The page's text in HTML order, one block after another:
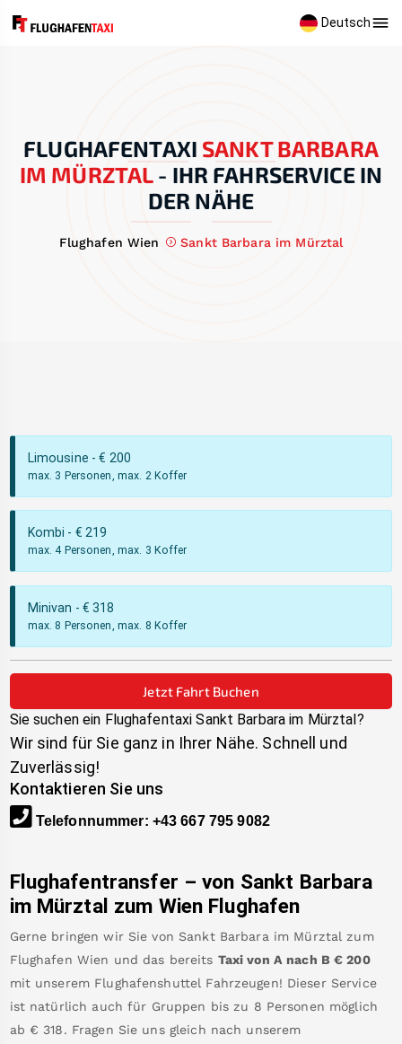
Deutsch
FLUGHAFENTAXI SANKT BARBARA
IM MÜRZTAL - IHR FAHRSERVICE IN
DER NÄHE
Flughafen Wien Sankt Barbara im Mürztal
Limousine - € 200
max. 3 Personen, max. 2 Koffer
Kombi - € 219
max. 4 Personen, max. 3 Koffer
Minivan - €318
max. 8 Personen, max. 8 Koffer
Jetzt Fahrt Buchen
Sie suchen ein Flughafentaxi Sankt Barbara im Mürztal?
Wir sind für Sie ganz in Ihrer Nähe. Schnell und
Zuverlässig!
Kontaktieren Sie uns
Telefonnummer: +43 667 795 9082
Flughafentransfer – von Sankt Barbara
im Mürztal zum Wien Flughafen
Gerne bringen wir Sie von Sankt Barbara im Mürztal zum
Flughafen Wien und das bereits Taxi von A nach B €200
mit unserem Flughafenshuttel Fahrzeugen! Dieser Service
ist natürlich auch für Gruppen bis zu 8 Personen möglich
ab € 318. Fragen Sie uns gleich nach unserem